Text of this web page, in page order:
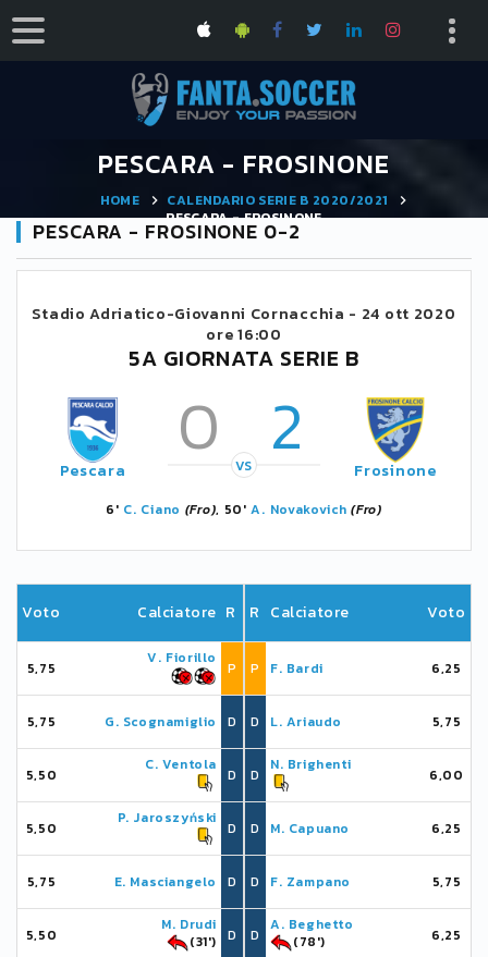
PESCARA - FROSINONE
HOME
CALENDARIO SERIE B 2020/2021
PESCARA - FROSINONE
PESCARA - FROSINONE 0-2
Stadio Adriatico-Giovanni Cornacchia - 24 ott 2020
ore 16:00
5A GIORNATA SERIE B
Pescara 0 2
VS Frosinone
6' C. Ciano (Fro), 50'A. Novakovich (Fro)
Voto Calciatore R
5,75
V. Fiorillo
P
5,75 G. Scognamiglio D
5,50
C. Ventola
D
5,50
P. Jaroszyński
D
5,75 E. Masciangelo D
5,50
M. Drudi
(31')
D
R Calciatore Voto
P F. Bardi 6,25
D L. Ariaudo 5,75
D
N. Brighenti
6,00
D M. Capuano 6,25
D F. Zampano 5,75
D
A. Beghetto
(78')
6,25